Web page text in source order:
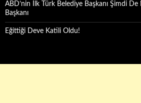
ABD’nin İlk Türk Belediye Başkanı Şimdi
Başkanı
Eğittiği Deve Katili Oldu!